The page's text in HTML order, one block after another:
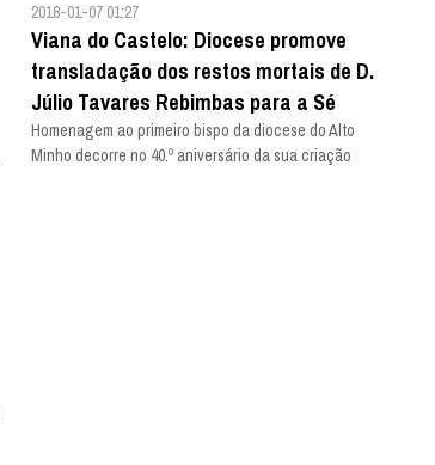
2018-01-07 01:27
Viana do Castelo: Diocese promove
transladação dos restos mortais de D.
Júlio Tavares Rebimbas para a Sé
Homenagem ao primeiro bispo da diocese do Alto
Minho decorre no 40.º aniversário da sua criação